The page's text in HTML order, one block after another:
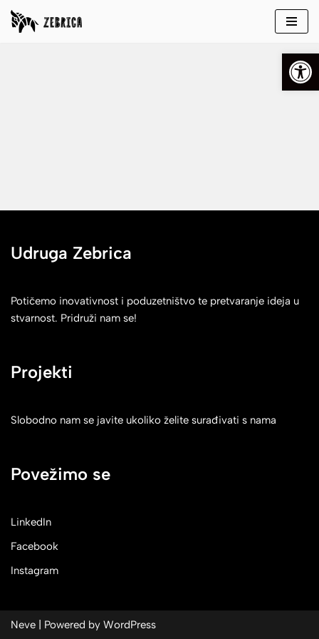
Udruga Zebrica
Potičemo inovativnost i poduzetništvo te pretvaranje ideja u
stvarnost. Pridruži nam se!
Projekti
Slobodno nam se javite ukoliko želite surađivati s nama
Povežimo se
LinkedIn
Facebook
Instagram
Neve | Powered by WordPress